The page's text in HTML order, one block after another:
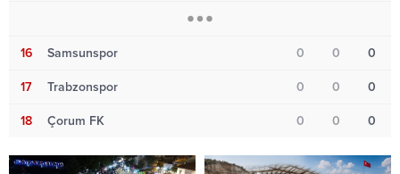
16 Samsunspor 0 0 0
17 Trabzonspor 0 0 0
18 Çorum FK 0 0 0